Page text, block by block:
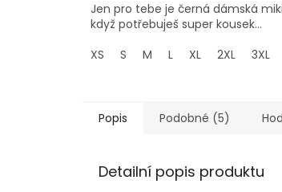
Jen pro tebe je černá dámská
když potřebuješ super kousek...
XS
S M L XL 2XL 3XL
Popis Podobné (5)
Detailní popis produktu